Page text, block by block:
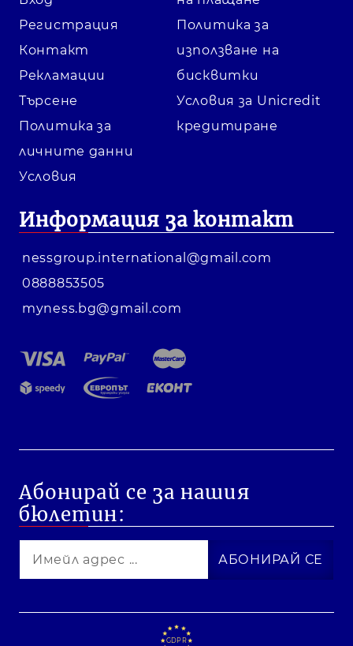
Регистрация
Контакт
Рекламации
Търсене
Политика за
личните данни
Условия
Политика за
използване на
бисквитки
Условия за Unicredit
кредитиране
Информация за контакт
nessgroup.international@gmail.com
0888853505
myness.bg@gmail.com
Абонирай се за нашия
бюлетин:
GDPR